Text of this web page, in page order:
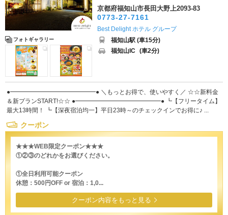
フォトギャラリー
京都府福知山市長田大野上2093-83
0773-27-7161
Best Delight ホテル グループ
福知山駅 (車15分)
福知山IC (車2分)
●━━━━━━━━━━━━━━● ＼もっとお得で、使いやすく／ ☆☆新料金
＆新プランSTART!☆☆ ●━━━━━━━━━━━━━━● ┗【フリータイム】
最大13時間！ ┗【深夜宿泊均一】平日23時～のチェックインでお得に♪ ...
クーポン
★★★WEB限定クーポン★★★
①②③のどれかをお選びください。
①全日利用可能クーポン
休憩：500円OFF or 宿泊：1,0...
クーポン内容をもっと見る